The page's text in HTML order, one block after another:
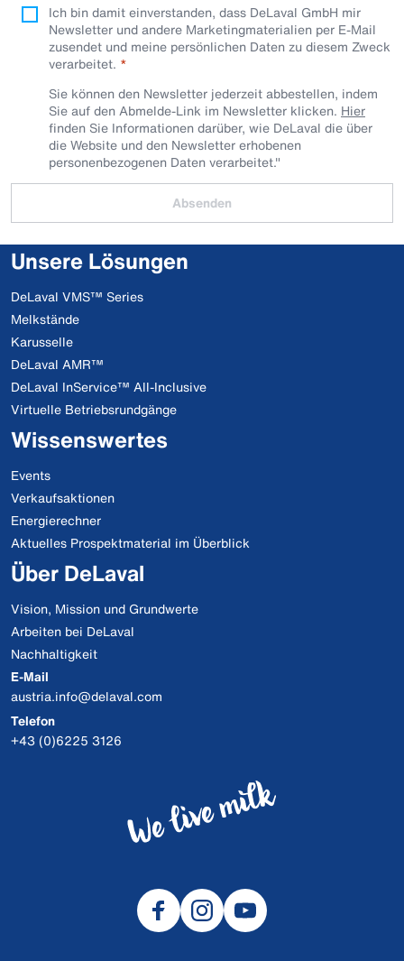
Ich bin damit einverstanden, dass DeLaval GmbH mir
Newsletter und andere Marketingmaterialien per E-Mail
zusendet und meine persönlichen Daten zu diesem Zweck
verarbeitet.
Sie können den Newsletter jederzeit abbestellen, indem
Sie auf den Abmelde-Link im Newsletter klicken. Hier
finden Sie Informationen darüber, wie DeLaval die über
die Website und den Newsletter erhobenen
personenbezogenen Daten verarbeitet."
Absenden
Unsere Lösungen
DeLaval VMS™ Series
Melkstände
Karusselle
DeLaval AMR™
DeLaval InService™ All-Inclusive
Virtuelle Betriebsrundgänge
Wissenswertes
Events
Verkaufsaktionen
Energierechner
Aktuelles Prospektmaterial im Überblick
Über DeLaval
Vision, Mission und Grundwerte
Arbeiten bei DeLaval
Nachhaltigkeit
E-Mail
austria.info@delaval.com
Telefon
+43 (0)6225 3126